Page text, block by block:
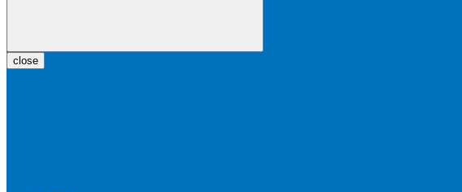
close